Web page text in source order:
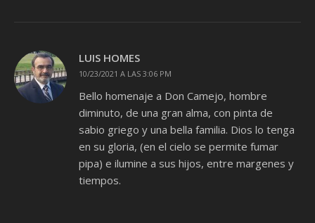
LUIS HOMES
10/23/2021 A LAS 3:06 PM
Bello homenaje a Don Camejo, hombre
diminuto, de una gran alma, con pinta de
sabio griego y una bella familia. Dios lo tenga
en su gloria, (en el cielo se permite fumar
pipa) e ilumine a sus hijos, entre margenes y
tiempos.